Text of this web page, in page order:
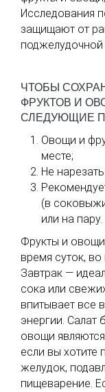
Исследования
защищают от
ЧТОБЫ
ФРУКТОВ И
СЛЕДУЮЩИЕ
Овощи и
месте;
Не
(в
или на пару.
Фрукты и
время суток,
Завтрак —
сока или
впитывает все
энергии. Салат
овощи
если вы хотите
желудок,
пищеварение.